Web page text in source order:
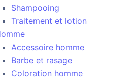
Shampooing
Traitement et lotion
Accessoire homme
Barbe et rasage
Coloration homme